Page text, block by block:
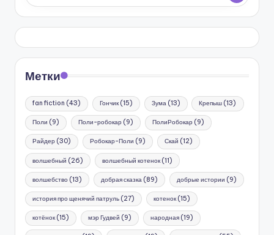
Метки
fan fiction (43) Гончик(15) Зума(13) Крепыш (13)
Поли (9) Поли-робокар (9) ПолиРобокар (9)
Райдер (30) Робокар-Поли (9) Скай (12)
волшебный (26) волшебный котенок(11)
волшебство (13) добрая сказка(89) добрые истории (9)
история про щенячий патруль (27) котенок(15)
котёнок(15) мэр Гудвей (9) народная(19)